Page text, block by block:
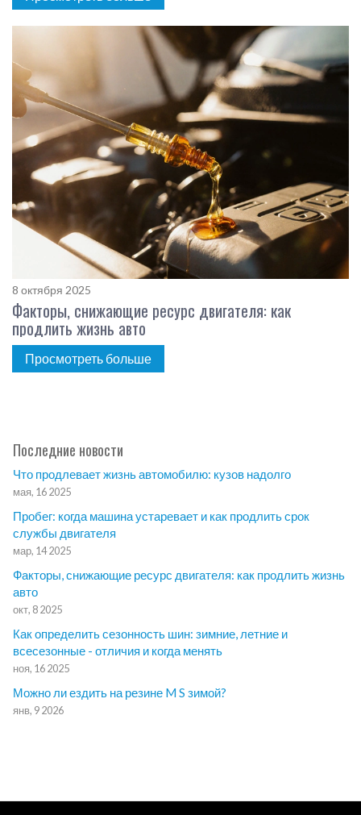
8 октября 2025
Факторы, снижающие ресурс двигателя: как
продлить жизнь авто
Просмотреть больше
Последние новости
Что продлевает жизнь автомобилю: кузов надолго
мая, 16 2025
Пробег: когда машина устаревает и как продлить срок
службы двигателя
мар, 14 2025
Факторы, снижающие ресурс двигателя: как продлить жизнь
авто
окт, 8 2025
Как определить сезонность шин: зимние, летние и
всесезонные - отличия и когда менять
ноя, 16 2025
Можно ли ездить на резине M S зимой?
янв, 9 2026